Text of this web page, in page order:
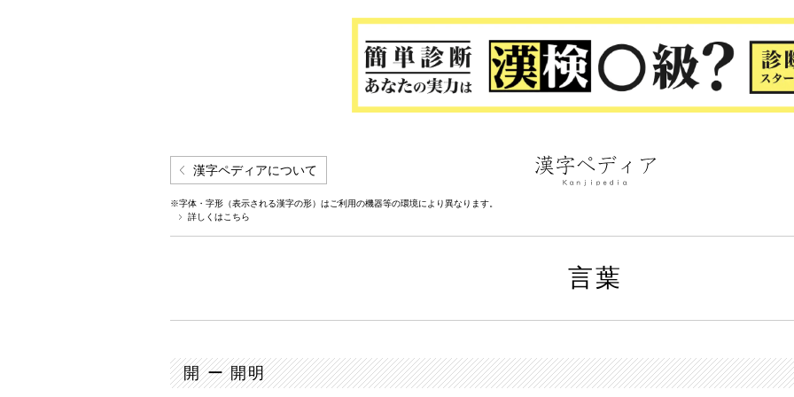
漢字ペディアについて
※字体・字形（表示される漢字の形）はご利用の機器等の環境により異なります。
詳しくはこちら
言葉
開 ー 開明